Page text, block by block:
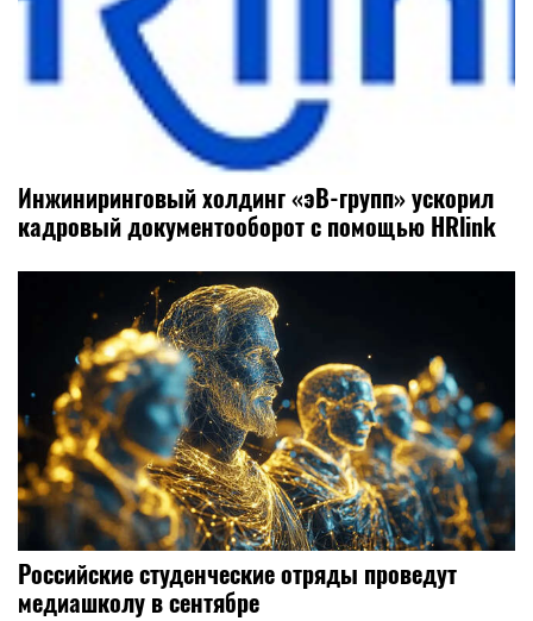
Инжиниринговый холдинг «эВ-групп» ускорил
кадровый документооборот с помощью HRlink
Российские студенческие отряды проведут
медиашколу в сентябре